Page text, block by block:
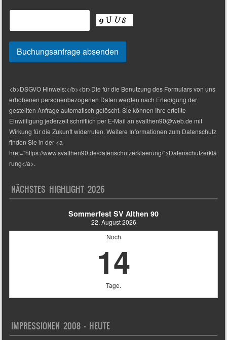
<b>DSGVO Hinweis:</b><br>Die für die Benutzung des Formulars von uns
erhobenen personenbezogenen Daten werden nach Erledigung der
gestellten Anfrage automatisch gelöscht. Sie können Ihre erteilte
Einwilligung jederzeit schriftlich per E-Mail an svalthen90@web.de mit
Wirkung für die Zukunft widerrufen. Weitere Informationen zum Datenschutz
finden Sie in der <a
href="https://www.svalthen90.de/datenschutzerklaerung/">Datenschutzerklä
rung</a>.
NÄCHSTES HIGHLIGHT 2026
Sommerfest SV Althen 90
22. August 2026
Noch
14
Tage.
IMPRESSIONEN 2008 – HEUTE